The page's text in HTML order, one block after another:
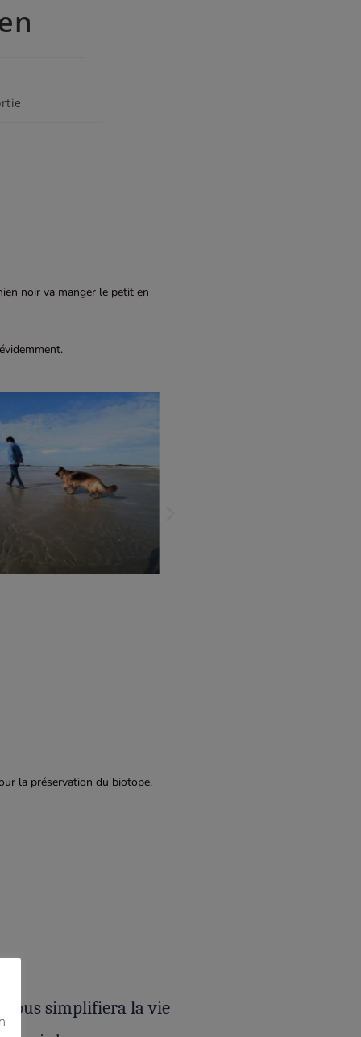
noir va manger le petit en
évidemment.
la préservation du biotope,
vous simplifiera la vie